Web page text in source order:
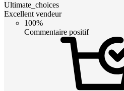
Ultimate_choices
Excellent vendeur
100%
Commentaire positif